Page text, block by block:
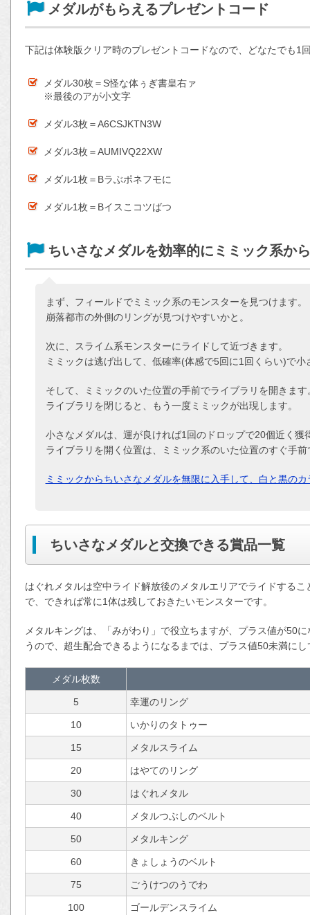
メダルがもらえるプレゼントコード
下記は体験版クリア時のプレゼントコードなので、どなたでも1
メダル30枚＝S怪な体ぅぎ書皇右ァ
※最後のアが小文字
メダル3枚＝A6CSJKTN3W
メダル3枚＝AUMIVQ22XW
メダル1枚＝Bラぶポネフモに
メダル1枚＝Bイスこコツばつ
ちいさなメダルを効率的にミミック系か
まず、フィールドでミミック系のモンスターを見つけます。
崩落都市の外側のリングが見つけやすいかと。
次に、スライム系モンスターにライドして近づきます。
ミミックは逃げ出して、低確率(体感で5回に1回くらい)で
そして、ミミックのいた位置の手前でライブラリを開きます
ライブラリを閉じると、もう一度ミミックが出現します。
小さなメダルは、運が良ければ1回のドロップで20個近く獲
ライブラリを開く位置は、ミミック系のいた位置のすぐ手
ミミックからちいさなメダルを無限に入手して、白と黒の
ちいさなメダルと交換できる賞品一覧
はぐれメタルは空中ライド解放後のメタルエリアでライドする
で、できれば常に1体は残しておきたいモンスターです。
メタルキングは、「みがわり」で役立ちますが、プラス値が50
うので、超生配合できるようになるまでは、プラス値50未満に
メダル枚数
5 幸運のリング
10 いかりのタトゥー
15 メタルスライム
20 はやてのリング
30 はぐれメタル
40 メタルつぶしのベルト
50 メタルキング
60 きょしょうのベルト
75 ごうけつのうでわ
100 ゴールデンスライム